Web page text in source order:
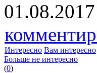
Интересно Вам интересно
Больше не интересно
(0)